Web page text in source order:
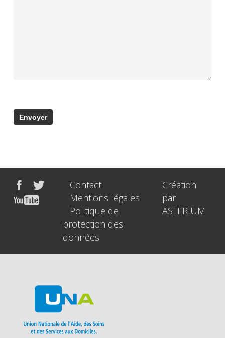
Contact
Mentions légales
Politique de
protection des
données
Création
par
ASTERIUM